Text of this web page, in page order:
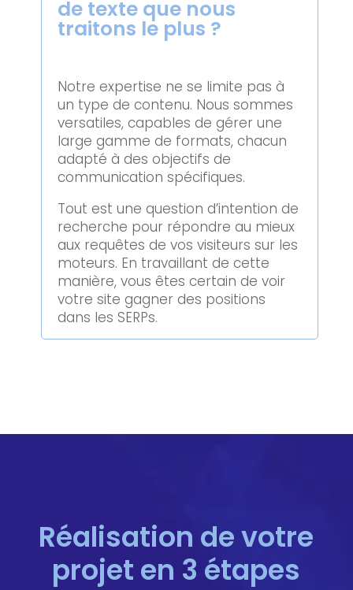
de texte que nous
traitons le plus ?
Notre expertise ne se limite pas à
un type de contenu. Nous sommes
versatiles, capables de gérer une
large gamme de formats, chacun
adapté à des objectifs de
communication spécifiques.
Tout est une question d’intention de
recherche pour répondre au mieux
aux requêtes de vos visiteurs sur les
moteurs. En travaillant de cette
manière, vous êtes certain de voir
votre site gagner des positions
dans les SERPs.
Réalisation de votre
projet en 3 étapes